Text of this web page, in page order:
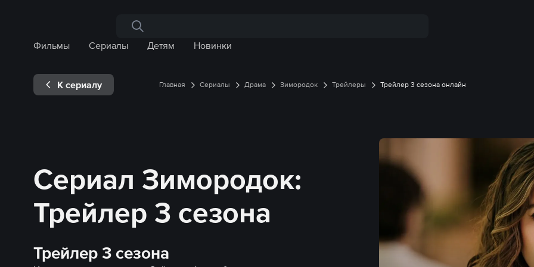
Поиск по сайту
Фильмы
Сериалы Детям Новинки
К сериалу Главная Сериалы Драма Зимородок Трейлеры Трейлер 3 сезона онлайн
Сериал Зимородок:
Трейлер 3 сезона
Трейлер 3 сезона